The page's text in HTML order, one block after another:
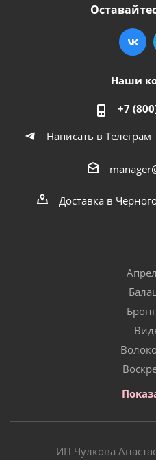
Наши
+7
Написать в Телеграм
Доставка в
ИП Чулкова